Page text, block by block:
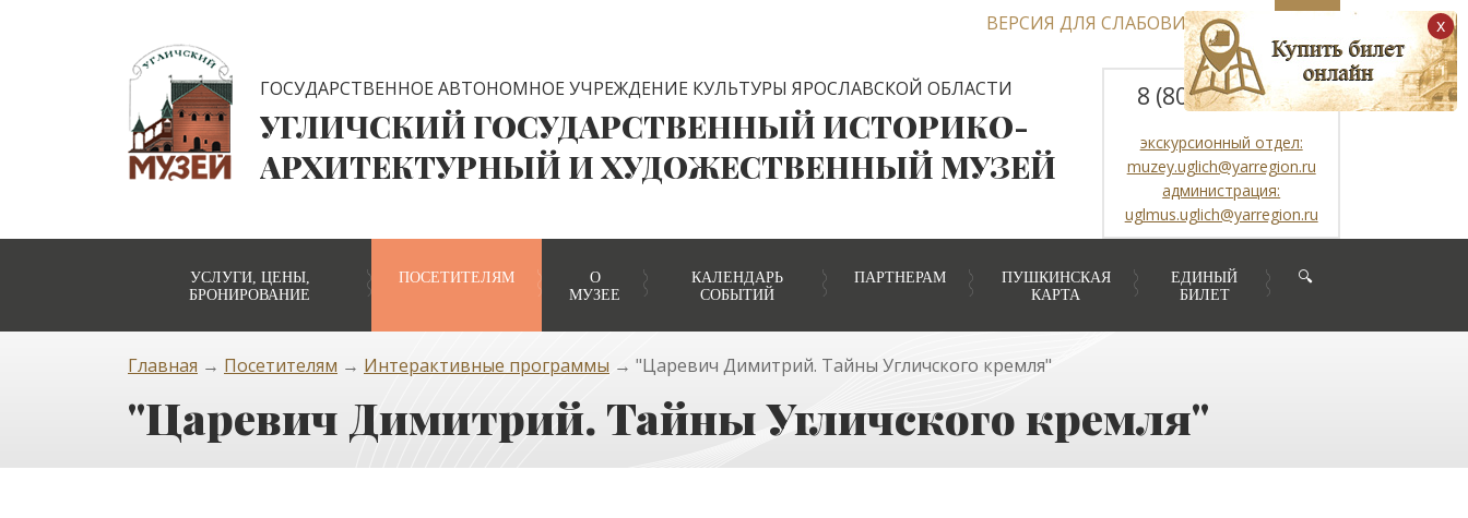
ВЕРСИЯ ДЛЯ СЛАБОВИДЯЩИХ
ГОСУДАРСТВЕННОЕ АВТОНОМНОЕ УЧРЕЖДЕНИЕ КУЛЬТУРЫ ЯРОСЛАВСКОЙ ОБЛАСТИ
УГЛИЧСКИЙ ГОСУДАРСТВЕННЫЙ ИСТОРИКО-
АРХИТЕКТУРНЫЙ И ХУДОЖЕСТВЕННЫЙ МУЗЕЙ
8 (800) 2507317
экскурсионный отдел:
muzey.uglich@yarregion.ru
администрация:
uglmus.uglich@yarregion.ru
УСЛУГИ, ЦЕНЫ,
БРОНИРОВАНИЕ
ПОСЕТИТЕЛЯМ
О
МУЗЕЕ
КАЛЕНДАРЬ
СОБЫТИЙ
ПАРТНЕРАМ
ПУШКИНСКАЯ
КАРТА
ЕДИНЫЙ
БИЛЕТ
🔍
Главная → Посетителям → Интерактивные программы → "Царевич Димитрий. Тайны Угличского кремля"
"Царевич Димитрий. Тайны Угличского кремля"
x